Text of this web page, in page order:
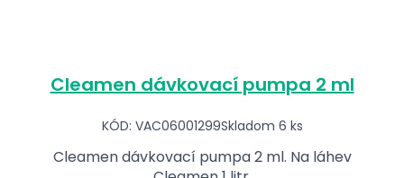
Cleamen dávkovací pumpa 2 ml
KÓD: VAC06001299Skladom 6 ks
Cleamen dávkovací pumpa 2 ml. Na láhev